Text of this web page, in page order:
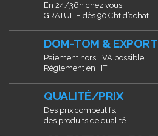
En 24/36h chez vous
GRATUITE dès 90€ht d’achat
DOM-TOM & EXPORT
Paiement hors TVA possible
Règlement en HT
QUALITÉ/PRIX
Des prix compétitifs,
des produits de qualité